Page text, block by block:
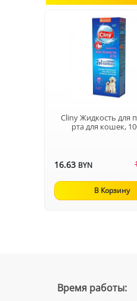
Cliny Жидкость для
рта для кошек,
16.63 BYN
В Корзину
Время работы: